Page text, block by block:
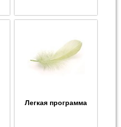
Легкая программа